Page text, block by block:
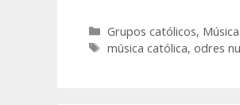
Categorías
Grupos católicos,
Etiquetas
música católica,odres